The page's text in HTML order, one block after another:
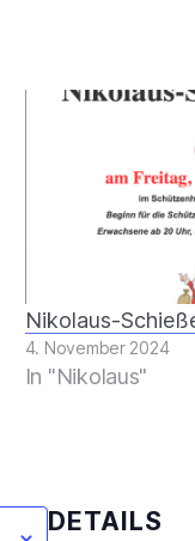
Nikolaus-
4. November 2024
In "Nikolaus"
DETAILS